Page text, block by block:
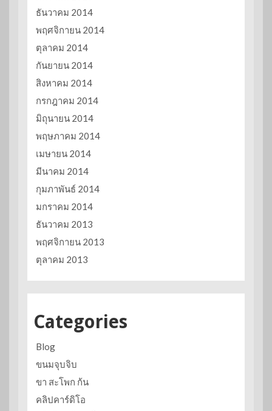
ธันวาคม 2014
พฤศจิกายน 2014
ตุลาคม 2014
กันยายน 2014
สิงหาคม 2014
กรกฎาคม 2014
มิถุนายน 2014
พฤษภาคม 2014
เมษายน 2014
มีนาคม 2014
กุมภาพันธ์ 2014
มกราคม 2014
ธันวาคม 2013
พฤศจิกายน 2013
ตุลาคม 2013
Categories
Blog
ขนมจุบจิบ
ขา สะโพก ก้น
คลิปคาร์ดิโอ